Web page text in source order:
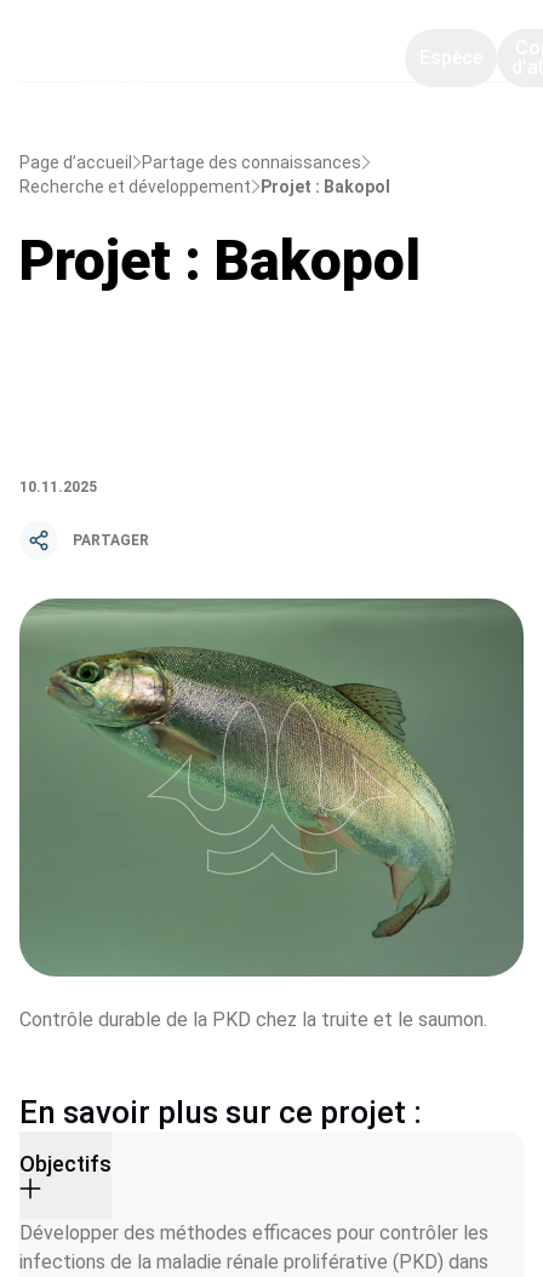
Page d’accueil
Partage des connaissances
Recherche et développement
Projet : Bakopol
10.11.2025
PARTAGER
Projet : Bakopol
Contrôle durable de la PKD chez la truite et le saumon.
En savoir plus sur ce projet :
Objectifs
Développer des méthodes efficaces pour contrôler les
infections de la maladie rénale proliférative (PKD) dans